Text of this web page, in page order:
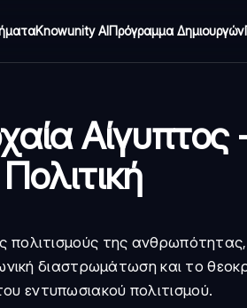
Knowunity AIΠρόγραμμα Δημιουργών
Αίγυπτος
της
διαστρωμάτωση και το
εντυπωσιακού πολιτισμού.